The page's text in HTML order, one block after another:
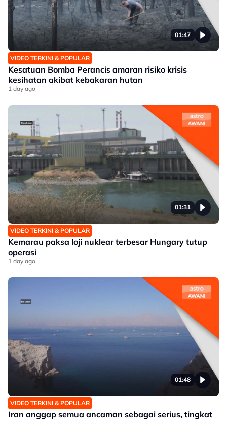
01:47
VIDEO TERKINI & POPULAR
Kesatuan Bomba Perancis amaran risiko krisis
kesihatan akibat kebakaran hutan
1 day ago
01:31
VIDEO TERKINI & POPULAR
Kemarau paksa loji nuklear terbesar Hungary tutup
operasi
1 day ago
01:48
VIDEO TERKINI & POPULAR
Iran anggap semua ancaman sebagai serius, tingkat